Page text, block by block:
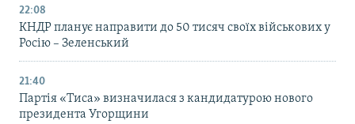
22:08
КНДР планує направити до 50 тисяч своїх військових у
Росію – Зеленський
21:40
Партія «Тиса» визначилася з кандидатурою нового
президента Угорщини